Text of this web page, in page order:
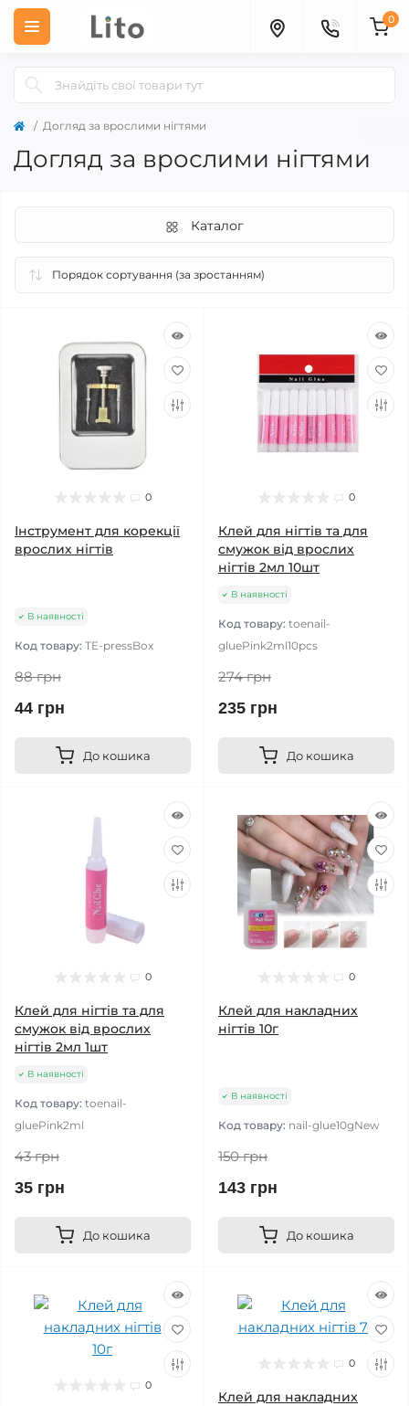
0
Догляд за врослими нігтями
Догляд за врослими нігтями
Каталог
0
Інструмент для корекції
врослих нігтів
В наявності
Код товару: TE-pressBox
88 грн
44 грн
До кошика
0
Клей для нігтів та для
смужок від врослих
нігтів 2мл 10шт
В наявності
Код товару: toenail-
gluePink2ml10pcs
274 грн
235 грн
До кошика
0
Клей для нігтів та для
смужок від врослих
нігтів 2мл 1шт
В наявності
Код товару: toenail-
gluePink2ml
43 грн
35 грн
До кошика
0
Клей для накладних
нігтів 10г
В наявності
Код товару: nail-glue10gNew
150 грн
143 грн
До кошика
0
0
Клей для накладних